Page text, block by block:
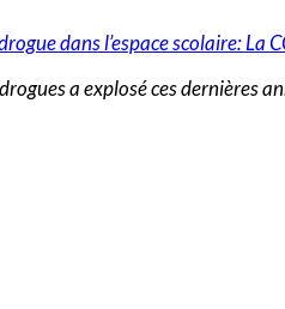
a explosé ces dernières